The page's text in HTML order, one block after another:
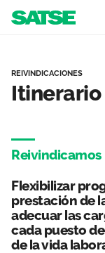
Conócenos
Delegados
Estructura
Ámbitos de
Secciones
Qué ofrecemos
Servicios
Actualidad
Noticias
REIVINDICACIONES
Reivindicamos
Flexibilizar
prestación de
adecuar las
cada puesto
de la vida